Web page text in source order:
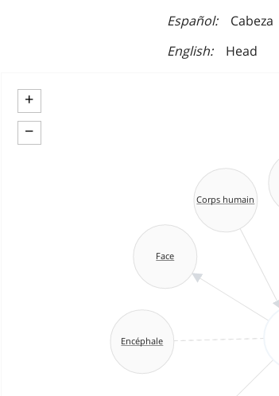
Español
Cabeza
English
Head
+
−
Corps humain
Encéphale
Face